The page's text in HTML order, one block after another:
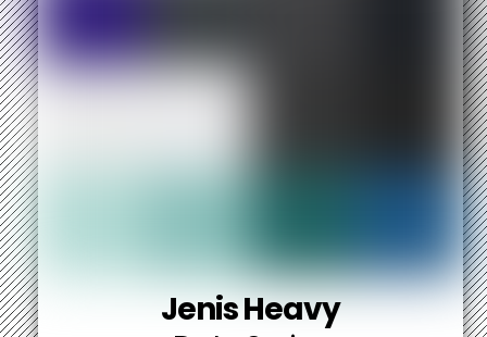
Jenis Heavy